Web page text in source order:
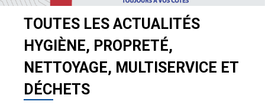
TOUTES LES ACTUALITÉS
HYGIÈNE, PROPRETÉ,
NETTOYAGE, MULTISERVICE ET
DÉCHETS